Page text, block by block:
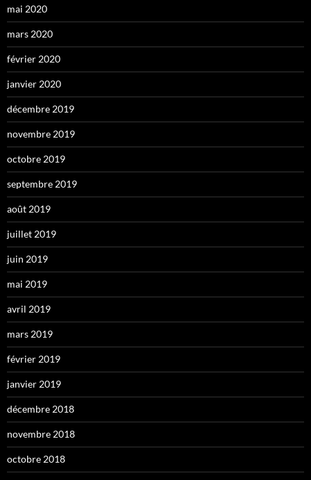
mai 2020
mars 2020
février 2020
janvier 2020
décembre 2019
novembre 2019
octobre 2019
septembre 2019
août 2019
juillet 2019
juin 2019
mai 2019
avril 2019
mars 2019
février 2019
janvier 2019
décembre 2018
novembre 2018
octobre 2018